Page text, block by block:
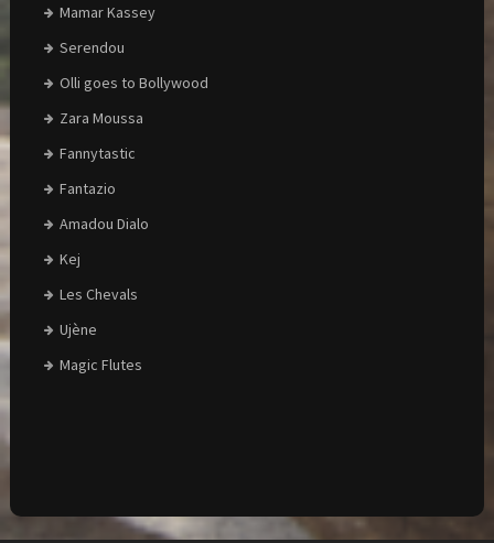
Mamar Kassey
Serendou
Olli goes to Bollywood
Zara Moussa
Fannytastic
Fantazio
Amadou Dialo
Kej
Les Chevals
Ujène
Magic Flutes